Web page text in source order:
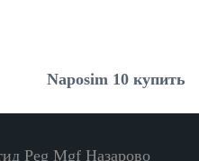
Naposim 10 купить
Peg Mgf Назарово